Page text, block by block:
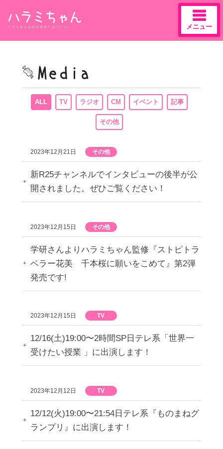
content
ハラミちゃんの公式ホームページ♪ メニュー
ALL TV ラジオ CM イベント 記事
その他
2023年12月21日 その他
新R25チャンネルでインタビューの後半が公
開されました。ぜひご覧ください！
2023年12月15日 その他
学研さんよりハラミちゃん監修『ストピトラ
ベラー花美 千本桜に願いをこめて』第2弾
発売です!
2023年12月15日 TV
12/16(土)19:00〜2時間SP日テレ系「世界一
受けたい授業 」に出演します！
2023年12月12日 TV
12/12(火)19:00〜21:54日テレ系『ものまねグ
ランプリ』に出演します！